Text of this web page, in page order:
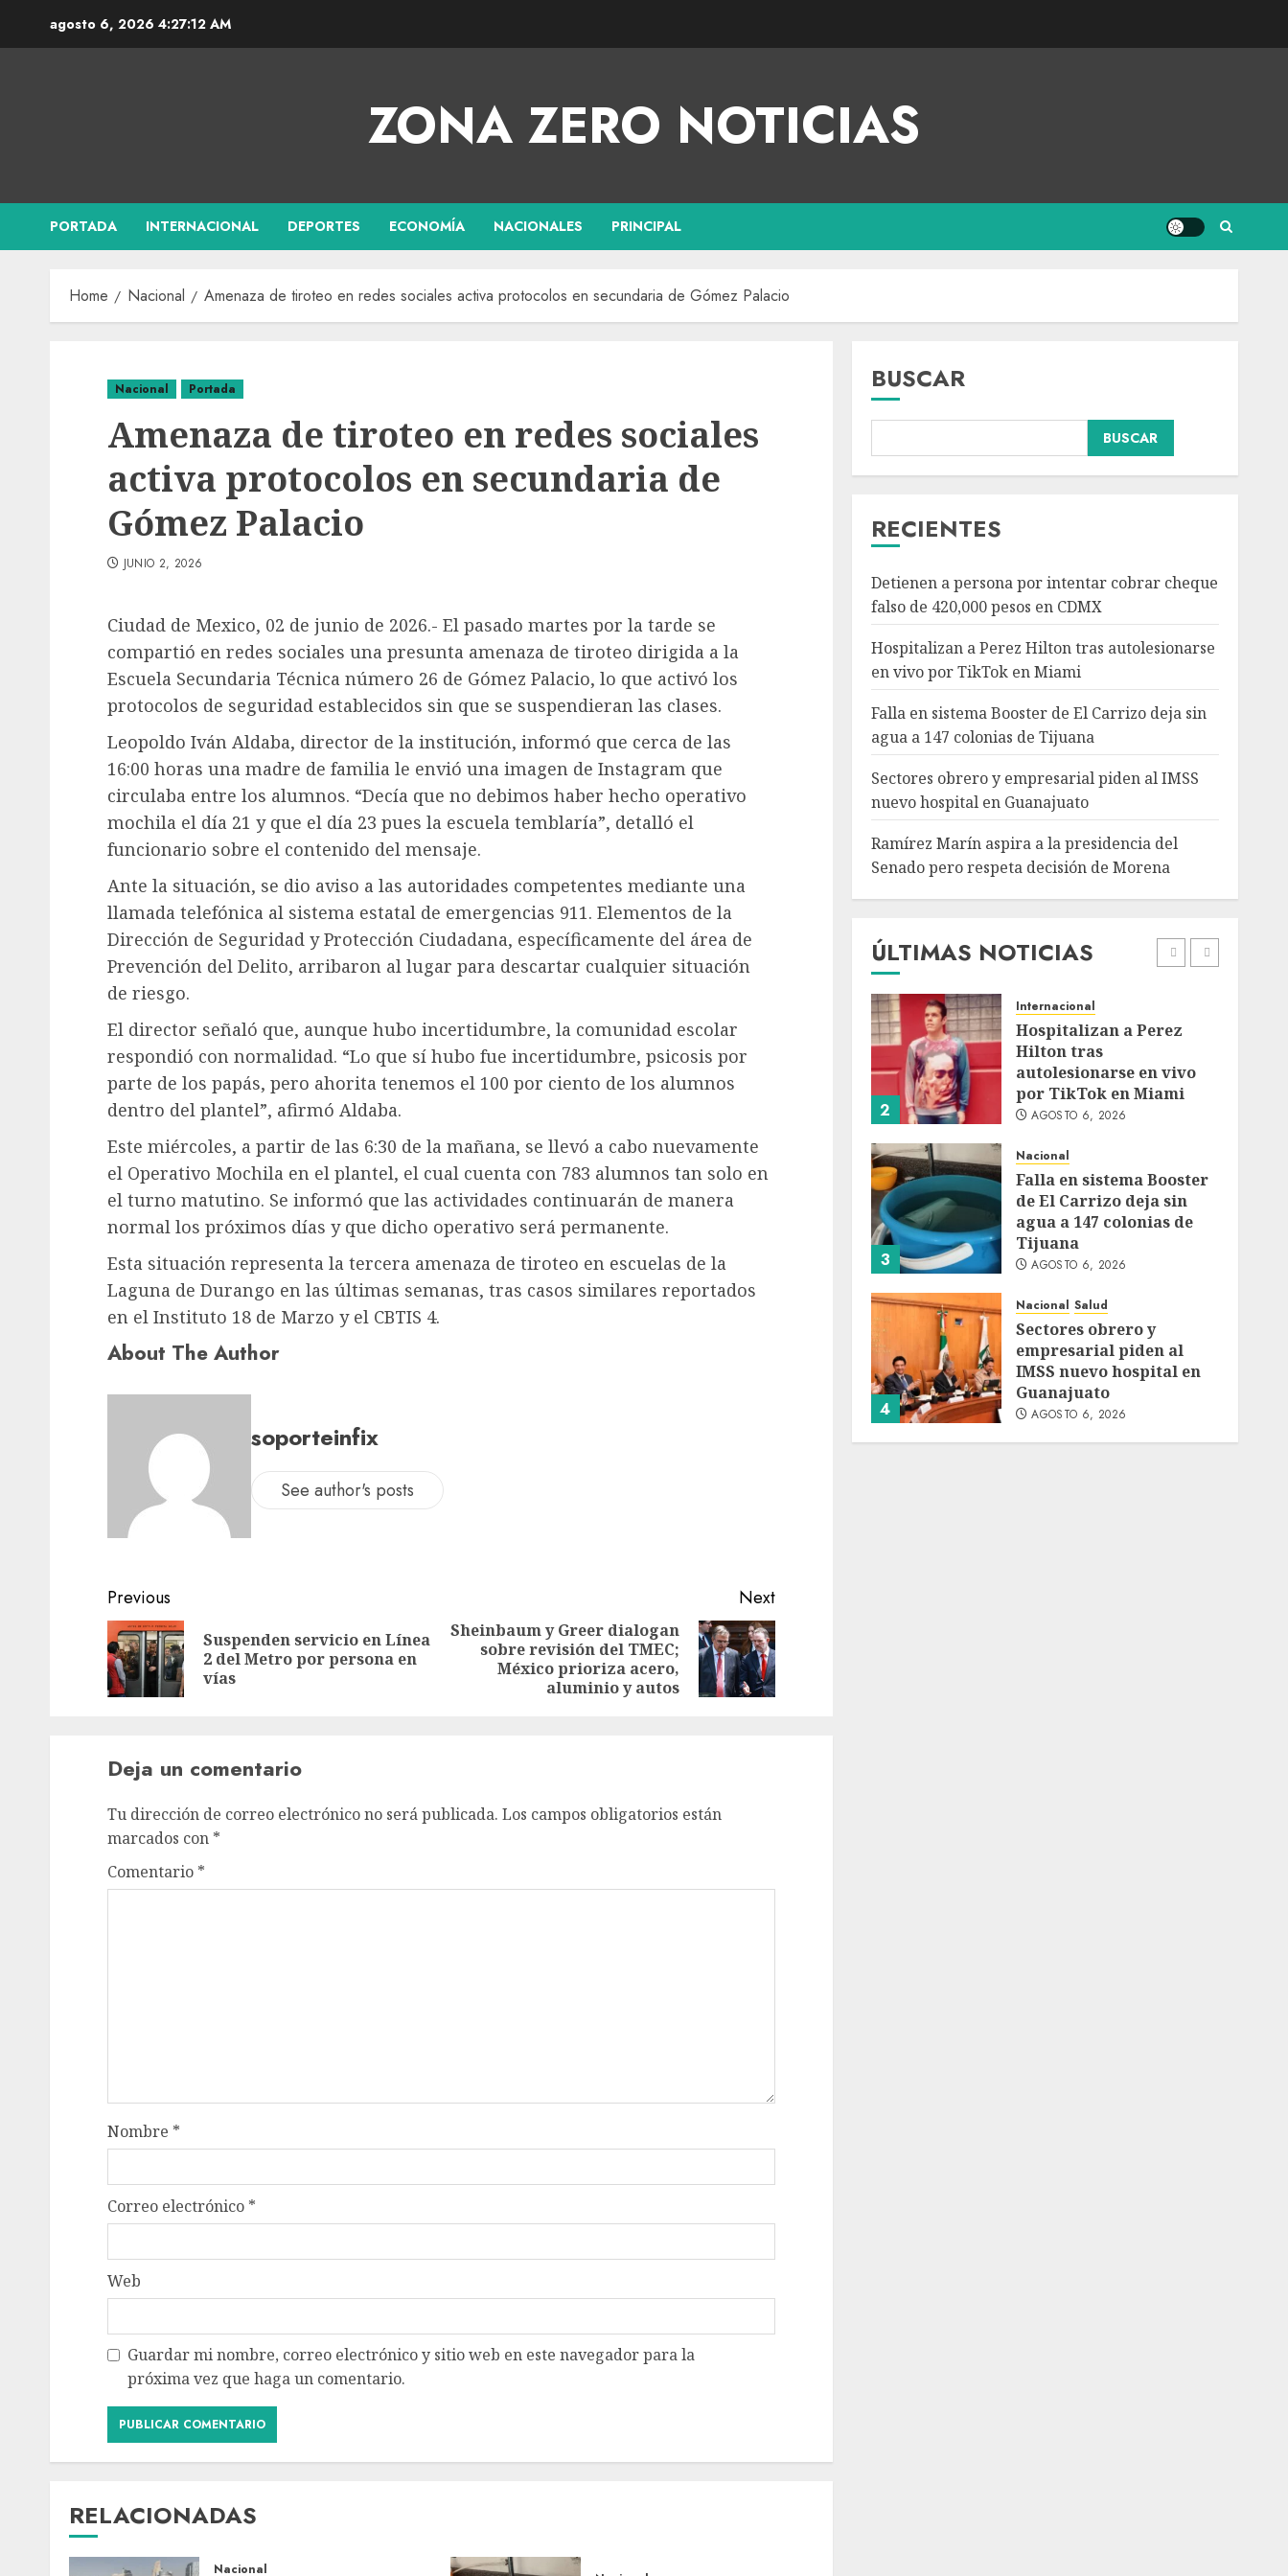
agosto 6, 2026 4:27:13 AM
ZONA ZERO NOTICIAS
PORTADA INTERNACIONAL DEPORTES ECONOMÍA NACIONALES PRINCIPAL
Home Nacional Amenaza de tiroteo en redes sociales activa protocolos en secundaria de Gómez Palacio
Nacional Portada
Amenaza de tiroteo en redes sociales
activa protocolos en secundaria de
Gómez Palacio
JUNIO 2, 2026
Ciudad de Mexico, 02 de junio de 2026.- El pasado martes por la tarde se
compartió en redes sociales una presunta amenaza de tiroteo dirigida a la
Escuela Secundaria Técnica número 26 de Gómez Palacio, lo que activó los
protocolos de seguridad establecidos sin que se suspendieran las clases.
Leopoldo Iván Aldaba, director de la institución, informó que cerca de las
16:00 horas una madre de familia le envió una imagen de Instagram que
circulaba entre los alumnos. “Decía que no debimos haber hecho operativo
mochila el día 21 y que el día 23 pues la escuela temblaría”, detalló el
funcionario sobre el contenido del mensaje.
Ante la situación, se dio aviso a las autoridades competentes mediante una
llamada telefónica al sistema estatal de emergencias 911. Elementos de la
Dirección de Seguridad y Protección Ciudadana, específicamente del área de
Prevención del Delito, arribaron al lugar para descartar cualquier situación
de riesgo.
El director señaló que, aunque hubo incertidumbre, la comunidad escolar
respondió con normalidad. “Lo que sí hubo fue incertidumbre, psicosis por
parte de los papás, pero ahorita tenemos el 100 por ciento de los alumnos
dentro del plantel”, afirmó Aldaba.
Este miércoles, a partir de las 6:30 de la mañana, se llevó a cabo nuevamente
el Operativo Mochila en el plantel, el cual cuenta con 783 alumnos tan solo en
el turno matutino. Se informó que las actividades continuarán de manera
normal los próximos días y que dicho operativo será permanente.
Esta situación representa la tercera amenaza de tiroteo en escuelas de la
Laguna de Durango en las últimas semanas, tras casos similares reportados
en el Instituto 18 de Marzo y el CBTIS 4.
About The Author
soporteinfix
See author's posts
Previous
Suspenden servicio en Línea
2 del Metro por persona en
vías
Next
Sheinbaum y Greer dialogan
sobre revisión del TMEC;
México prioriza acero,
aluminio y autos
Deja un comentario
Tu dirección de correo electrónico no será publicada. Los campos obligatorios están
marcados con *
Comentario *
Nombre *
Correo electrónico *
Web
Guardar mi nombre, correo electrónico y sitio web en este navegador para la
próxima vez que haga un comentario.
RELACIONADAS
Nacional
BUSCAR
BUSCAR
RECIENTES
Detienen a persona por intentar cobrar cheque
falso de 420,000 pesos en CDMX
Hospitalizan a Perez Hilton tras autolesionarse
en vivo por TikTok en Miami
Falla en sistema Booster de El Carrizo deja sin
agua a 147 colonias de Tijuana
Sectores obrero y empresarial piden al IMSS
nuevo hospital en Guanajuato
Ramírez Marín aspira a la presidencia del
Senado pero respeta decisión de Morena
ÚLTIMAS NOTICIAS
Falla en sistema Booster
de El Carrizo deja sin
agua a 147 colonias de
Sectores obrero y
empresarial piden al
IMSS nuevo hospital en
Guanajuato
AGOSTO 6, 2026
5
Nacional
Ramírez Marín aspira a
la presidencia del
Senado pero respeta
decisión de Morena
AGOSTO 6, 2026
1
Nacional
intentar cobrar cheque
CDMX
AGOSTO 6, 2026
2
Internacional
Hospitalizan a Perez
Hilton tras
autolesionarse en vivo
por TikTok en Miami
AGOSTO 6, 2026
3
Nacional
Falla en sistema Booster
de El Carrizo deja sin
agua a 147 colonias de
Tijuana
AGOSTO 6, 2026
4
Nacional Salud
Sectores obrero y
empresarial piden al
IMSS nuevo hospital en
Guanajuato
AGOSTO 6, 2026